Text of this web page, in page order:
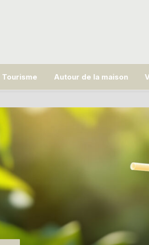
Tourisme Autour de la maison